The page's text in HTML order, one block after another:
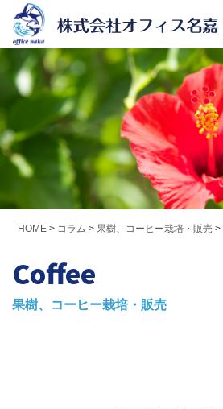
Coffee
果樹、コーヒー栽培・販売
HOME > コラム > 果樹、コーヒー栽培・販売 >